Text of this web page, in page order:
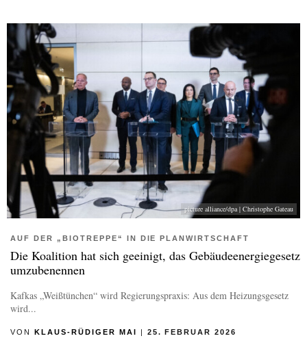
picture alliance/dpa | Christophe Gateau
AUF DER „BIOTREPPE“ IN DIE PLANWIRTSCHAFT
Die Koalition hat sich geeinigt, das Gebäudeenergiegesetz
umzubenennen
Kafkas „Weißtünchen“ wird Regierungspraxis: Aus dem Heizungsgesetz
wird...
VON KLAUS-RÜDIGER MAI 25. FEBRUAR 2026